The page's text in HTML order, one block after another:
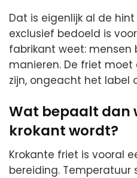
Dat is eigenlijk al de
exclusief bedoeld is
fabrikant weet: mensen
manieren. De friet
zijn, ongeacht het label
Wat bepaalt dan
krokant wordt?
Krokante friet is vooral
bereiding. Temperatuur